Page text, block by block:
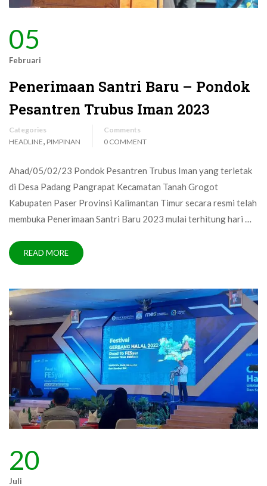
05
Februari
Penerimaan Santri Baru – Pondok
Pesantren Trubus Iman 2023
Categories
HEADLINE, PIMPINAN
Comments
0 COMMENT
Ahad/05/02/23 Pondok Pesantren Trubus Iman yang terletak
di Desa Padang Pangrapat Kecamatan Tanah Grogot
Kabupaten Paser Provinsi Kalimantan Timur secara resmi telah
membuka Penerimaan Santri Baru 2023 mulai terhitung hari …
READ MORE
20
Juli